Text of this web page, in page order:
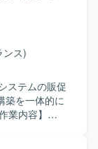
経験を通じ
身につけて
理、Front
、PITRによる
業していただ
す。ベンダ
にも携わっ
のベスト
す。利用部
められる方を
を推進できる
ンス)
ステムの販促
築を一体的に